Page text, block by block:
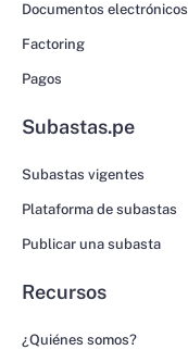
Documentos electrónicos
Factoring
Pagos
Subastas.pe
Subastas vigentes
Plataforma de subastas
Publicar una subasta
Recursos
¿Quiénes somos?